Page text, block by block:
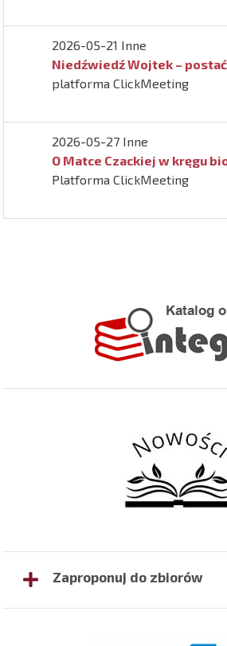
2026-05-21 Inne
Niedźwiedź Wojtek –
platforma ClickMeeting
2026-05-27 Inne
O Matce Czackiej w kręgu
Platforma ClickMeeting
Zaproponuj do zbiorów